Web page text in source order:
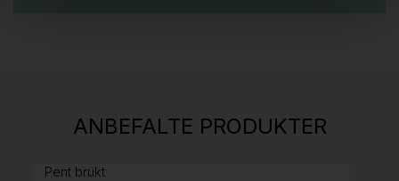
ANBEFALTE PRODUKTER
H05 5600 Swingback-armlene Mørk
Pent brukt